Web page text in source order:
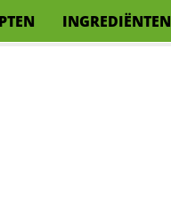
INGREDIËNTEN